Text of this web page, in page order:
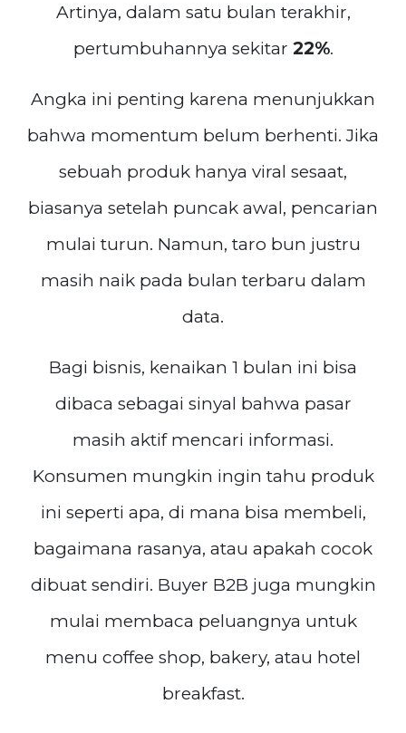
Artinya, dalam satu bulan terakhir,
pertumbuhannya sekitar 22%.
Angka ini penting karena menunjukkan
bahwa momentum belum berhenti. Jika
sebuah produk hanya viral sesaat,
biasanya setelah puncak awal, pencarian
mulai turun. Namun, taro bun justru
masih naik pada bulan terbaru dalam
data.
Bagi bisnis, kenaikan 1 bulan ini bisa
dibaca sebagai sinyal bahwa pasar
masih aktif mencari informasi.
Konsumen mungkin ingin tahu produk
ini seperti apa, di mana bisa membeli,
bagaimana rasanya, atau apakah cocok
dibuat sendiri. Buyer B2B juga mungkin
mulai membaca peluangnya untuk
menu coffee shop, bakery, atau hotel
breakfast.